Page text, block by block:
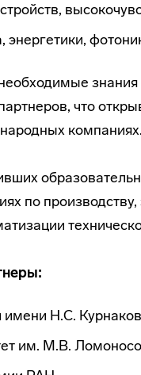
энергетики,
что
компаниях.
по
Н.С.
им. М.В.